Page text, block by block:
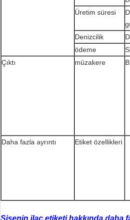
Üretim süresi
Denizcilik
ödeme
Çıktı
müzakere
Daha fazla ayrıntı
Etiket özellikleri
Şişenin ilaç etiketi hakkında daha